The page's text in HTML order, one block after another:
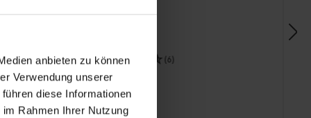
anbieten zu können
Verwendung unserer
diese Informationen
Rahmen Ihrer Nutzung
(6)
6,49 €